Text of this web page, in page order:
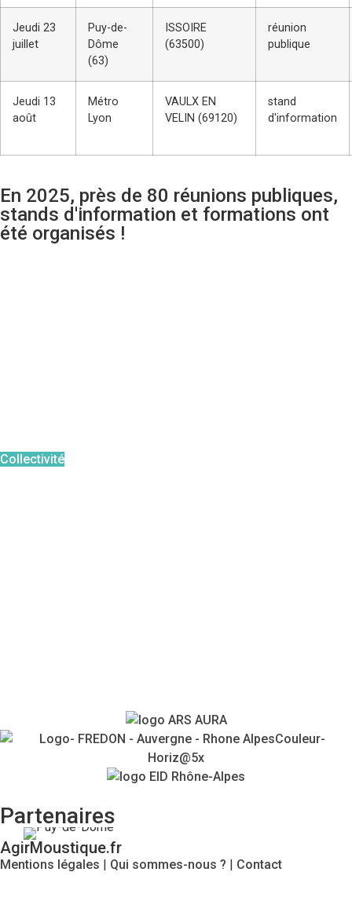
Jeudi 23
juillet
Puy-de-
Dôme
(63)
ISSOIRE
(63500)
réunion
publique
Jeudi 13
août
Métro
Lyon
VAULX EN
VELIN (69120)
stand
d'information
En 2025, près de 80 réunions publiques,
stands d'information et formations ont
été organisés !
Collectivité
Partenaires
AgirMoustique.fr
Mentions légales Qui sommes-nous ? Contact